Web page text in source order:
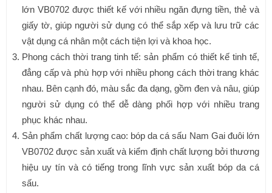
lớn VB0702 được thiết kế với nhiều ngăn đựng tiền, thẻ và
giấy tờ, giúp người sử dụng có thể sắp xếp và lưu trữ các
vật dụng cá nhân một cách tiện lợi và khoa học.
Phong cách thời trang tinh tế: sản phẩm có thiết kế tinh tế,
đẳng cấp và phù hợp với nhiều phong cách thời trang khác
nhau. Bên cạnh đó, màu sắc đa dạng, gồm đen và nâu, giúp
người sử dụng có thể dễ dàng phối hợp với nhiều trang
phục khác nhau.
Sản phẩm chất lượng cao: bóp da cá sấu Nam Gai đuôi lớn
VB0702 được sản xuất và kiểm định chất lượng bởi thương
hiệu uy tín và có tiếng trong lĩnh vực sản xuất bóp da cá
sấu.